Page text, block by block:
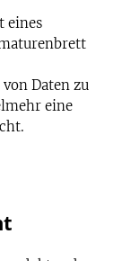
eines
Daten zu
eine